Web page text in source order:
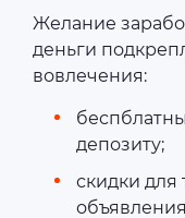
Желание
деньги
вовлечения:
депозиту;
скидки для